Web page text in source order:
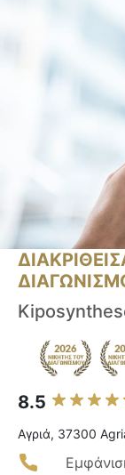
8.5
Αγριά, 37300